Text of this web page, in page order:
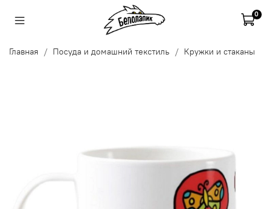
0
Главная Посуда и домашний текстиль Кружки и стаканы